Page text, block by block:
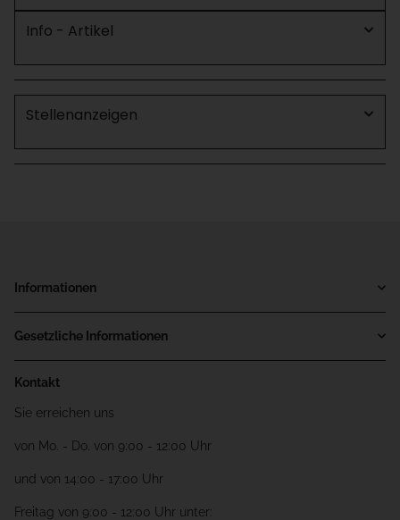
Info - Artikel
Stellenanzeigen
Informationen
Gesetzliche Informationen
Kontakt
Sie erreichen uns
von Mo. - Do. von 9:00 - 12:00 Uhr
und von 14:00 - 17:00 Uhr
Freitag von 9:00 - 12:00 Uhr unter: